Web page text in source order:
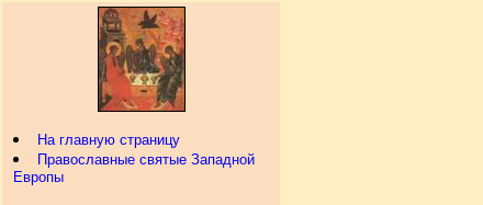
На главную страницу
Православные святые Западной
Европы